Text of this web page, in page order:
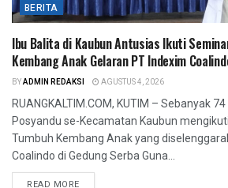
BERITA
Ibu Balita di Kaubun Antusias Ikuti
Kembang Anak Gelaran PT Indexim
BYADMIN REDAKSI AGUSTUS 4, 2026
RUANGKALTIM.COM, KUTIM – Sebanyak
Posyandu se-Kecamatan Kaubun
Tumbuh Kembang Anak yang
Coalindo di Gedung Serba Guna...
READ MORE